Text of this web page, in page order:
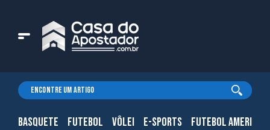
BASQUETE FUTEBOL VÔLEI E-SPORTS FUTEBOL